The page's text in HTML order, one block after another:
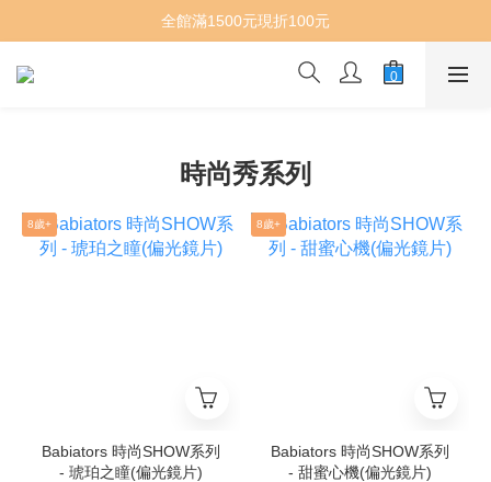
全館滿1500元現折100元
時尚秀系列
8歲+
Babiators 時尚SHOW系列
- 琥珀之瞳(偏光鏡片)
8歲+
Babiators 時尚SHOW系列
- 甜蜜心機(偏光鏡片)